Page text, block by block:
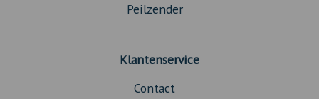
Peilzender
Klantenservice
Contact